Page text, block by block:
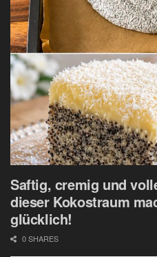
Saftig, cremig und
dieser Kokostraum
glücklich!
0 SHARES